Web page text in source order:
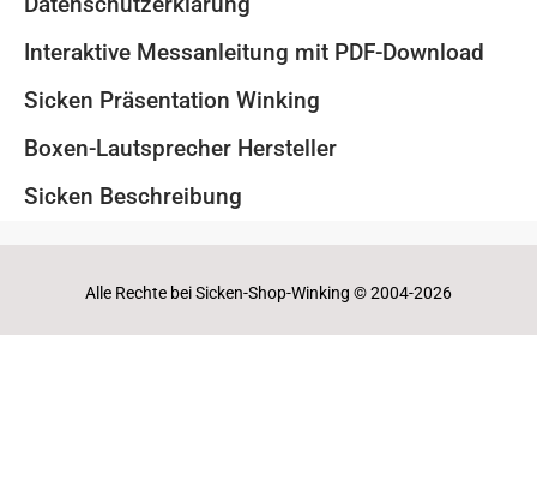
Interaktive Messanleitung mit PDF-Download
Sicken Präsentation Winking
Boxen-Lautsprecher Hersteller
Sicken Beschreibung
Alle Rechte bei Sicken-Shop-Winking © 2004-2026